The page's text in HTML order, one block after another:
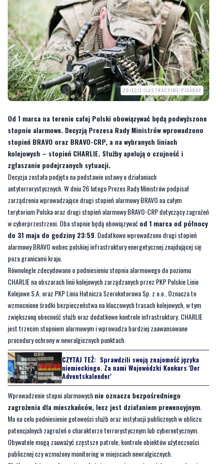
ZDJĘCIE ILUSTRACYJNE/PIXABAY
Od 1 marca na terenie całej Polski obowiązywać będą podwyższone
stopnie alarmowe. Decyzją Prezesa Rady Ministrów wprowadzono
kolejowych – stopień CHARLIE. Służby apelują o czujność i
zgłaszanie podejrzanych sytuacji.
Decyzja została podjęta na podstawie ustawy o działaniach
antyterrorystycznych. W dniu 26 lutego Prezes Rady Ministrów podpisał
zarządzenia wprowadzające drugi stopień alarmowy BRAVO na całym
terytorium Polska oraz drugi stopień alarmowy BRAVO-CRP dotyczący zagrożeń
w cyberprzestrzeni. Oba stopnie będą obowiązywaćod 1 marca od północy
do 31 maja do godziny 23:59. Dodatkowo wprowadzono drugi stopień
alarmowy BRAVO wobec polskiej infrastruktury energetycznej znajdującej się
poza granicami kraju.
Równolegle zdecydowano o podniesieniu stopnia alarmowego do poziomu
CHARLIE na obszarach linii kolejowych zarządzanych przez PKP Polskie Linie
Kolejowe S.A. oraz PKP Linia Hutnicza Szerokotorowa Sp. z o.o.. Oznacza to
wzmocnione środki bezpieczeństwa na kluczowych trasach kolejowych, w tym
zwiększoną obecność służb oraz dodatkowe kontrole infrastruktury. CHARLIE
jest trzecim stopniem alarmowym i wprowadza bardziej zaawansowane
procedury ochrony w newralgicznych punktach.
CZYTAJ TEŻ:
Sprawdzili swoją znajomość języka
niemieckiego. Za nami Wojewódzki Konkurs 'Der
Adventskalender'
Wprowadzenie stopni alarmowychnie oznacza bezpośredniego
zagrożenia dla mieszkańców, lecz jest działaniem prewencyjnym
Ma na celu podniesienie gotowości służb oraz instytucji publicznych w obliczu
potencjalnych zagrożeń o charakterze terrorystycznym lub cybernetycznym.
Obywatele mogą zauważyć częstsze patrole, kontrole obiektów użyteczności
publicznej czy wzmożony monitoring w miejscach newralgicznych.
Służby apelują o zachowanie spokoju i zwracanie uwagi na nietypowe sytuacje w
przestrzeni publicznej, w transporcie oraz w internecie. Każde podejrzenie
należy zgłaszać odpowiednim służbom. W sytuacji zagrożenia należy